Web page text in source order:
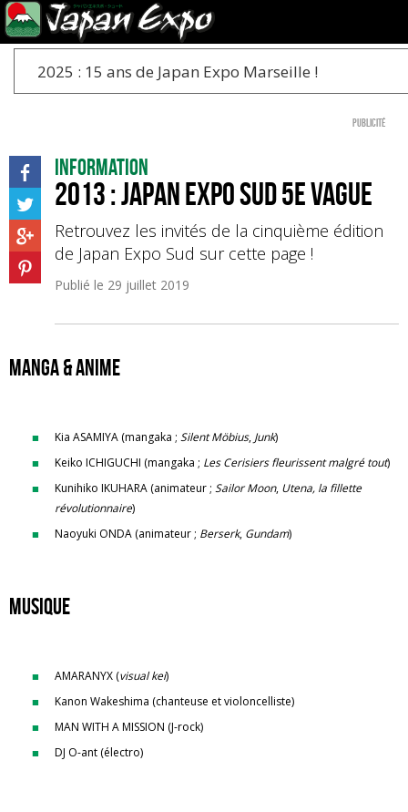
2025 : 15 ans de Japan Expo Marseille !
Publicité
Information
2013 : Japan Expo Sud 5e Vague
Retrouvez les invités de la cinquième édition
de Japan Expo Sud sur cette page !
Publié le 29 juillet 2019
Manga & anime
Kia ASAMIYA (mangaka ; Silent Möbius, Junk)
Keiko ICHIGUCHI (mangaka ; Les Cerisiers fleurissent malgré tout)
Kunihiko IKUHARA (animateur ; Sailor Moon, Utena, la fillette
révolutionnaire)
Naoyuki ONDA (animateur ; Berserk, Gundam)
Musique
AMARANYX (visual kei)
Kanon Wakeshima (chanteuse et violoncelliste)
MAN WITH A MISSION (J-rock)
DJ O-ant (électro)